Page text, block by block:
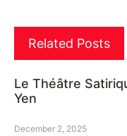
Related Posts
Le Théâtre
Yen
December 2, 2025